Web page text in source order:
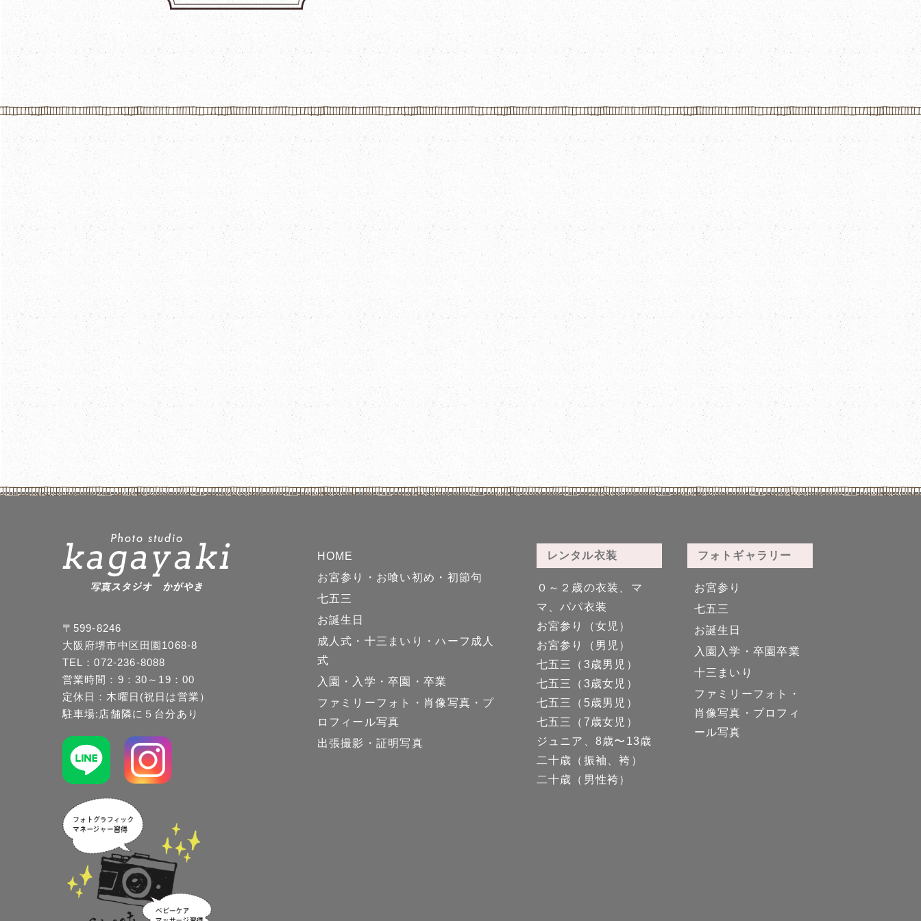
〒599-8246
大阪府堺市中区田園1068-8
TEL：072-236-8088
営業時間：9：30～19：00
定休日：木曜日(祝日は営業）
駐車場:店舗隣に５台分あり
HOME
お宮参り・お喰い初め・初節句
七五三
お誕生日
成人式・十三まいり・ハーフ成人
式
入園・入学・卒園・卒業
ファミリーフォト・肖像写真・プ
ロフィール写真
出張撮影・証明写真
レンタル衣装
０～２歳の衣装、マ
マ、パパ衣装
お宮参り（女児）
お宮参り（男児）
七五三（3歳男児）
七五三（3歳女児）
七五三（5歳男児）
七五三（7歳女児）
ジュニア、8歳〜13歳
二十歳（振袖、袴）
二十歳（男性袴）
フォトギャラリー
お宮参り
七五三
お誕生日
入園入学・卒園卒業
十三まいり
ファミリーフォト・
肖像写真・プロフィ
ール写真